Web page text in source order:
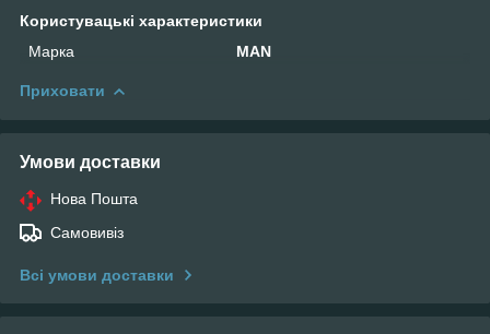
Користувацькі характеристики
Марка
MAN
Приховати
Умови доставки
Нова Пошта
Самовивіз
Всі умови доставки